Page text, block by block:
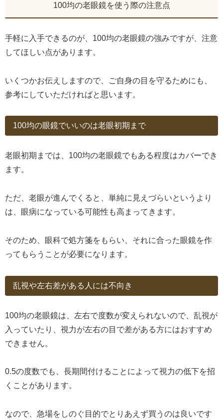
100均の老眼鏡を使う際の注意点
手軽に入手できるのが、100均の老眼鏡の強みですが、注意
してほしい点があります。
いくつかお伝えしますので、ご自身の目を守るためにも、
参考にしていただければと思います。
100均の眼鏡でいいのは老眼初期まで
老眼初期までは、100均の老眼鏡でもある程度はカバーでき
ます。
ただ、老眼が進んでくると、単純に見えづらいというより
は、眼病になっている可能性も高まってきます。
そのため、眼科で処方箋をもらい、それに合った眼鏡を作
ってもらうことが必要になります。
乱視や左右差がある人には不向き
100均の老眼鏡は、左右で度数が変えられないので、乱視が
入っていたり、視力が左右の目で差がある方にはおすすめ
できません。
0.5の度数でも、長期間付けることによって視力の低下を招
くことがあります。
なので、急場をしのぐ目的でとりあえず買うのは良いです